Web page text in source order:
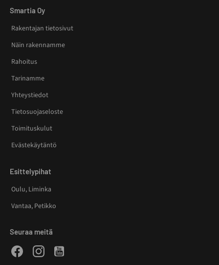
Smartia Oy
Rakentajan tietosivut
Näin rakennamme
Rahoitus
Tarinamme
Yhteystiedot
Tietosuojaseloste
Toimituskulut
Evästekäytäntö
Esittelypihat
Oulu, Liminka
Vantaa, Petikko
Seuraa meitä
FacebookInstagramYoutube